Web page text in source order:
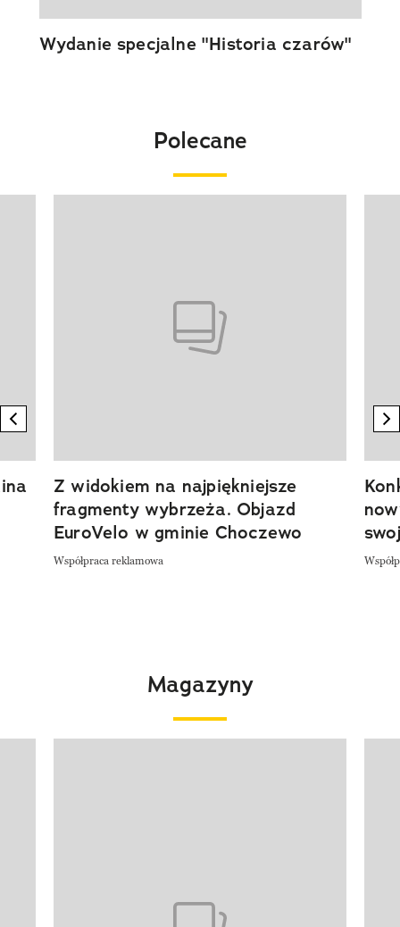
Wydanie specjalne "Historia czarów"
Polecane
previous element
Z widokiem na najpiękniejsze
fragmenty wybrzeża. Objazd
EuroVelo w gminie Choczewo
Współpraca reklamowa
Magazyny